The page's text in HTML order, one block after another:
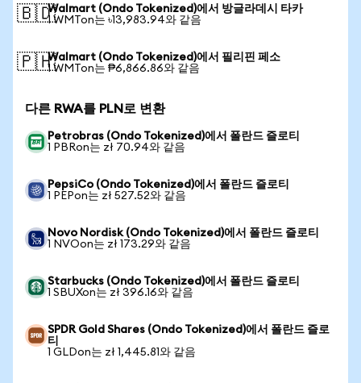
🇧🇩Walmart (Ondo Tokenized)에서 방글라데시 타카
1 WMTon는 ৳13,983.94와 같음
🇵🇭Walmart (Ondo Tokenized)에서 필리핀 페소
1 WMTon는 ₱6,866.86와 같음
다른 RWA를 PLN로 변환
Petrobras (Ondo Tokenized)에서 폴란드 즐로티
1 PBRon는 zł 70.94와 같음
PepsiCo (Ondo Tokenized)에서 폴란드 즐로티
1 PEPon는 zł 527.52와 같음
Novo Nordisk (Ondo Tokenized)에서 폴란드 즐로티
1 NVOon는 zł 173.29와 같음
Starbucks (Ondo Tokenized)에서 폴란드 즐로티
1 SBUXon는 zł 396.16와 같음
SPDR Gold Shares (Ondo Tokenized)에서 폴란드 즐로
티
1 GLDon는 zł 1,445.81와 같음